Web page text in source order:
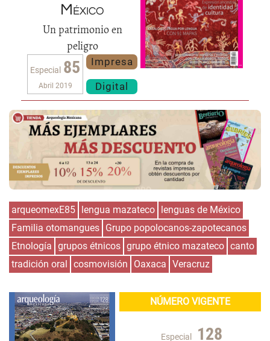
México
Un patrimonio en
peligro
Especial 85
Abril 2019
Impresa
Digital
arqueomexE85 lengua mazateco lenguas de México
Familia otomangues Grupo popolocanos-zapotecanos
Etnología grupos étnicos grupo étnico mazateco canto
tradición oral cosmovisión Oaxaca Veracruz
NÚMERO VIGENTE
Especial 128